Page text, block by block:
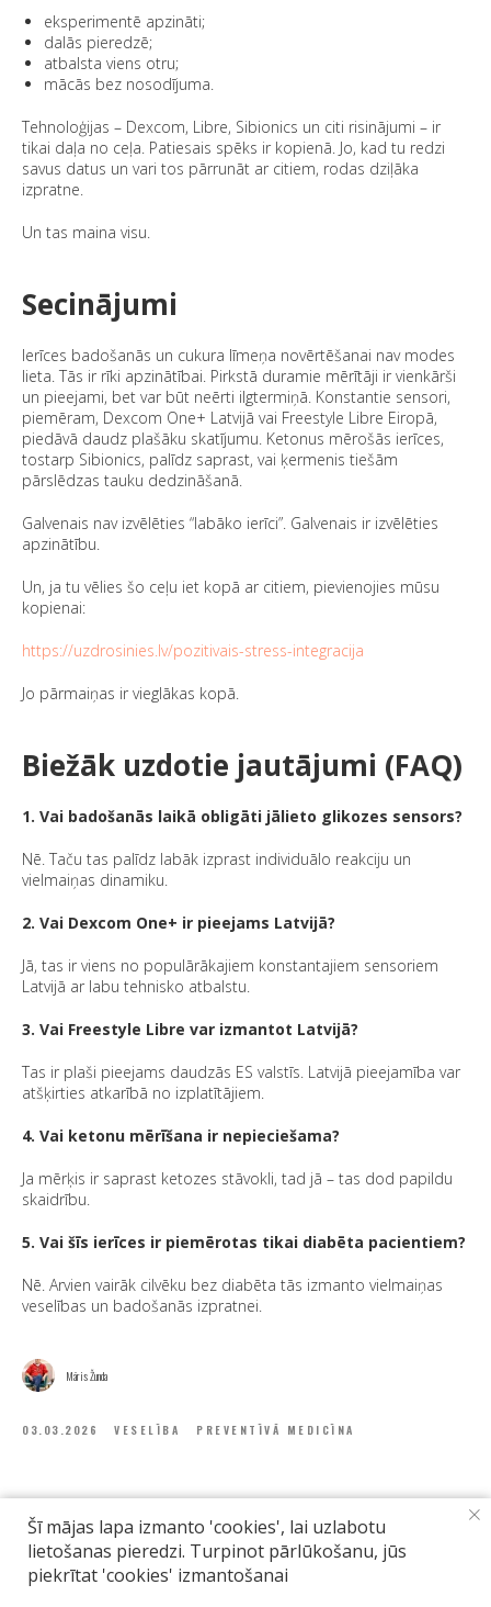
eksperimentē apzināti;
dalās pieredzē;
atbalsta viens otru;
mācās bez nosodījuma.
Tehnoloģijas – Dexcom, Libre, Sibionics un citi risinājumi – ir
tikai daļa no ceļa. Patiesais spēks ir kopienā. Jo, kad tu redzi
savus datus un vari tos pārrunāt ar citiem, rodas dziļāka
izpratne.
Un tas maina visu.
Secinājumi
Ierīces badošanās un cukura līmeņa novērtēšanai nav modes
lieta. Tās ir rīki apzinātībai. Pirkstā duramie mērītāji ir vienkārši
un pieejami, bet var būt neērti ilgtermiņā. Konstantie sensori,
piemēram, Dexcom One+ Latvijā vai Freestyle Libre Eiropā,
piedāvā daudz plašāku skatījumu. Ketonus mērošās ierīces,
tostarp Sibionics, palīdz saprast, vai ķermenis tiešām
pārslēdzas tauku dedzināšanā.
Galvenais nav izvēlēties “labāko ierīci”. Galvenais ir izvēlēties
apzinātību.
Un, ja tu vēlies šo ceļu iet kopā ar citiem, pievienojies mūsu
kopienai:
https://uzdrosinies.lv/pozitivais-stress-integracija
Jo pārmaiņas ir vieglākas kopā.
Biežāk uzdotie jautājumi (FAQ)
1. Vai badošanās laikā obligāti jālieto glikozes sensors?
Nē. Taču tas palīdz labāk izprast individuālo reakciju un
vielmaiņas dinamiku.
2. Vai Dexcom One+ ir pieejams Latvijā?
Jā, tas ir viens no populārākajiem konstantajiem sensoriem
Latvijā ar labu tehnisko atbalstu.
3. Vai Freestyle Libre var izmantot Latvijā?
Tas ir plaši pieejams daudzās ES valstīs. Latvijā pieejamība var
atšķirties atkarībā no izplatītājiem.
4. Vai ketonu mērīšana ir nepieciešama?
Ja mērķis ir saprast ketozes stāvokli, tad jā – tas dod papildu
skaidrību.
5. Vai šīs ierīces ir piemērotas tikai diabēta pacientiem?
Nē. Arvien vairāk cilvēku bez diabēta tās izmanto vielmaiņas
veselības un badošanās izpratnei.
Māris Žunda
03.03.2026 VESELĪBA PREVENTĪVĀ MEDICĪNA
Šī mājas lapa izmanto 'cookies', lai uzlabotu
lietošanas pieredzi. Turpinot pārlūkošanu, jūs
piekrītat 'cookies' izmantošanai